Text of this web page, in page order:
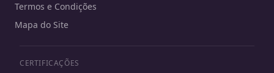
Termos e Condições
Mapa do Site
CERTIFICAÇÕES